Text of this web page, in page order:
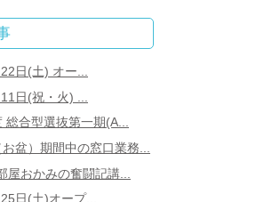
日(土) オー...
日(祝・火) ...
総合型選抜第一期(A...
盆）期間中の窓口業務...
屋おかみの奮闘記講...
日(土)オープ...